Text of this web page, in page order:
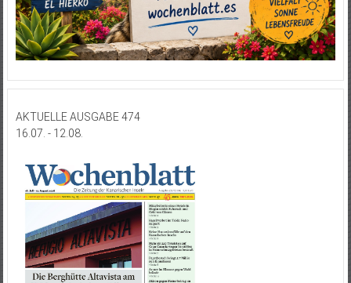
AKTUELLE AUSGABE 474
16.07. - 12.08.